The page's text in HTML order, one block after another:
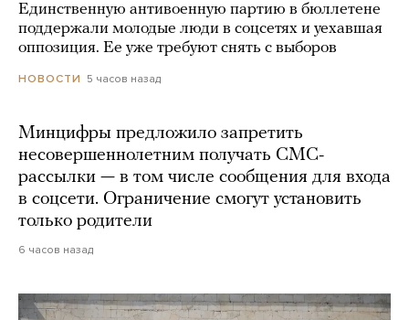
Единственную антивоенную партию в бюллетене
поддержали молодые люди в соцсетях и уехавшая
оппозиция. Ее уже требуют снять с выборов
НОВОСТИ 5 часов назад
Минцифры предложило запретить
несовершеннолетним получать СМС-
рассылки — в том числе сообщения для входа
в соцсети. Ограничение смогут установить
только родители
6 часов назад